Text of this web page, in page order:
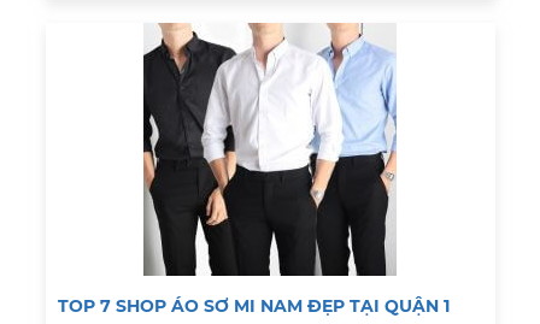
TOP 7 SHOP ÁO SƠ MI NAM ĐẸP TẠI QUẬN 1